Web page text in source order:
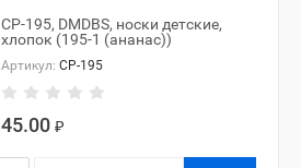
CP-195, DMDBS, носки детские,
хлопок (195-1 (ананас))
Артикул: CP-195
45.00 ₽